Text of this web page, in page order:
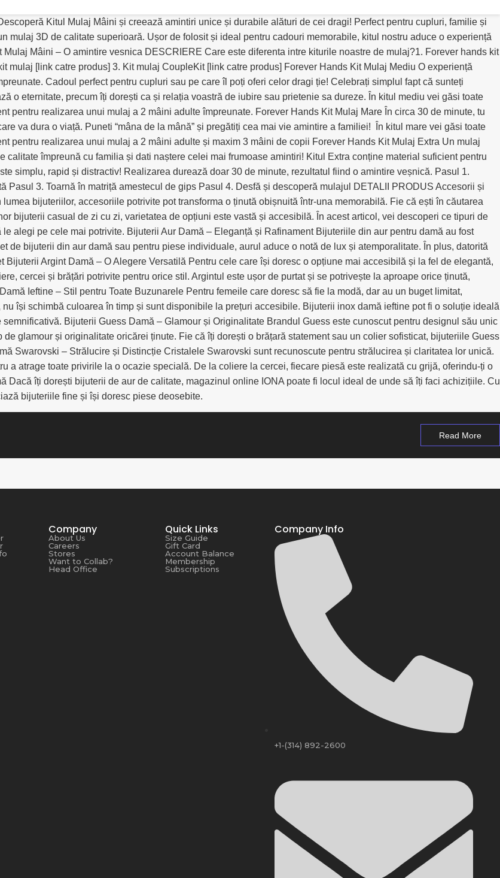
Kitul Mulaj Mâini și creează amintiri unice și durabile alături de cei dragi! Perfect pentru cupluri, familie și
mulaj 3D de calitate superioară. Ușor de folosit și ideal pentru cadouri memorabile, kitul nostru aduce o experiență
Mâini – O amintire vesnica DESCRIERE Care este diferenta intre kiturile noastre de mulaj?1. Forever hands kit
[link catre produs] 3. Kit mulaj CoupleKit [link catre produs] Forever Hands Kit Mulaj Mediu O experiență
Cadoul perfect pentru cupluri sau pe care îl poți oferi celor dragi ție! Celebrați simplul fapt că sunteți
o eternitate, precum îți dorești ca și relația voastră de iubire sau prietenie sa dureze. În kitul mediu vei găsi toate
pentru realizarea unui mulaj a 2 mâini adulte împreunate. Forever Hands Kit Mulaj Mare În circa 30 de minute, tu
va dura o viață. Puneti “mâna de la mână” și pregătiți cea mai vie amintire a familiei! În kitul mare vei găsi toate
pentru realizarea unui mulaj a 2 mâini adulte și maxim 3 mâini de copii Forever Hands Kit Mulaj Extra Un mulaj
împreună cu familia și dati naștere celei mai frumoase amintiri! Kitul Extra conține material suficient pentru
simplu, rapid și distractiv! Realizarea durează doar 30 de minute, rezultatul fiind o amintire veșnică. Pasul 1.
3. Toarnă în matriță amestecul de gips Pasul 4. Desfă și descoperă mulajul DETALII PRODUS Accesorii și
bijuteriilor, accesoriile potrivite pot transforma o ținută obișnuită într-una memorabilă. Fie că ești în căutarea
bijuterii casual de zi cu zi, varietatea de opțiuni este vastă și accesibilă. În acest articol, vei descoperi ce tipuri de
alegi pe cele mai potrivite. Bijuterii Aur Damă – Eleganță și Rafinament Bijuteriile din aur pentru damă au fost
de bijuterii din aur damă sau pentru piese individuale, aurul aduce o notă de lux și atemporalitate. În plus, datorită
Argint Damă – O Alegere Versatilă Pentru cele care își doresc o opțiune mai accesibilă și la fel de elegantă,
cercei și brățări potrivite pentru orice stil. Argintul este ușor de purtat și se potrivește la aproape orice ținută,
Ieftine – Stil pentru Toate Buzunarele Pentru femeile care doresc să fie la modă, dar au un buget limitat,
își schimbă culoarea în timp și sunt disponibile la prețuri accesibile. Bijuterii inox damă ieftine pot fi o soluție ideală
Bijuterii Guess Damă – Glamour și Originalitate Brandul Guess este cunoscut pentru designul său unic
glamour și originalitate oricărei ținute. Fie că îți dorești o brățară statement sau un colier sofisticat, bijuteriile Guess
Swarovski – Strălucire și Distincție Cristalele Swarovski sunt recunoscute pentru strălucirea și claritatea lor unică.
a atrage toate privirile la o ocazie specială. De la coliere la cercei, fiecare piesă este realizată cu grijă, oferindu-ți o
Dacă îți dorești bijuterii de aur de calitate, magazinul online IONA poate fi locul ideal de unde să îți faci achizițiile. Cu
bijuteriile fine și își doresc piese deosebite.
Read More
Company
About Us
Careers
Stores
Want to Collab?
Head Office
Quick Links
Size Guide
Gift Card
Account Balance
Membership
Subscriptions
Company Info
+1-(314) 892-2600